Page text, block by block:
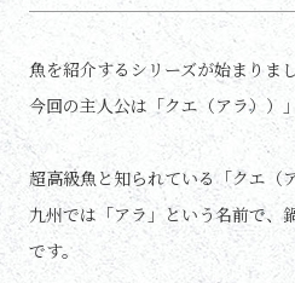
魚を紹介するシリーズが始まりま
今回の主人公は「クエ（アラ））」
超高級魚と知られている「クエ（
九州では「アラ」という名前で、
です。